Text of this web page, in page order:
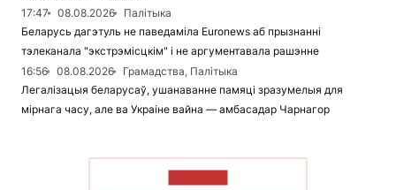
17:47
08.08.2026
Палітыка
Беларусь дагэтуль не паведаміла Euronews аб прызнанні
тэлеканала "экстрэмісцкім" і не аргументавала рашэнне
16:56
08.08.2026
Грамадства, Палітыка
Легалізацыя беларусаў, ушанаванне памяці зразумелыя для
мірнага часу, але ва Украіне вайна — амбасадар Чарнагор